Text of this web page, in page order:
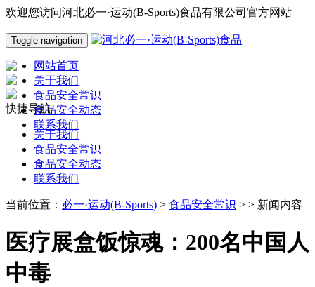
欢迎您访问河北必一·运动(B-Sports)食品有限公司官方网站
Toggle navigation
网站首页
关于我们
食品安全常识
食品安全动态
联系我们
快捷导航
关于我们
食品安全常识
食品安全动态
联系我们
当前位置： 必一·运动(B-Sports) > 食品安全常识 > > 新闻内容
医疗展盒饭惊魂：200名中国人
中毒